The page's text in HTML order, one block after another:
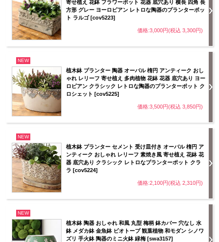
寄せ植え 花鉢 フラワーポット 花器 底穴あり 横長 四角 長
方形 グレー ヨーロピアン レトロな陶器のプランターポッ
ト ラルゴ [cov5223]
価格:3,000円(税込 3,300円)
NEW
植木鉢 プランター 陶器 オーバル 楕円 アンティーク おし
ゃれ レリーフ 寄せ植え 多肉植物 花鉢 花器 底穴あり ヨー
ロピアン クラシック レトロな陶器のプランターポット ク
ロシェット [cov5225]
価格:3,500円(税込 3,850円)
NEW
植木鉢 プランター セメント 受け皿付き オーバル 楕円 ア
ンティーク おしゃれ レリーフ 素焼き風 寄せ植え 花鉢 花
器 底穴あり クラシック レトロなプランターポット クラ
ラ [cov5224]
価格:2,100円(税込 2,310円)
NEW
植木鉢 陶器 おしゃれ 和風 丸型 梅柄 鉢カバー 穴なし 水
鉢 メダカ鉢 金魚鉢 ビオトープ 観葉植物 和モダン シノワ
ズリ 手火鉢 陶器のミニ火鉢 緑梅 [swa3157]